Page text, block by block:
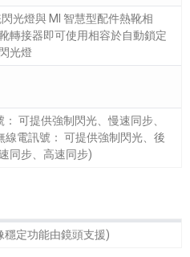
光燈與 MI 智慧型配件熱靴相
轉接器即可使用相容於自動鎖定
光燈
可提供強制閃光、慢速同步、
線電訊號： 可提供強制閃光、後
同步、高速同步)
穩定功能由鏡頭支援)